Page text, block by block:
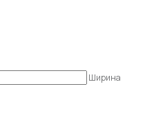
Ширина